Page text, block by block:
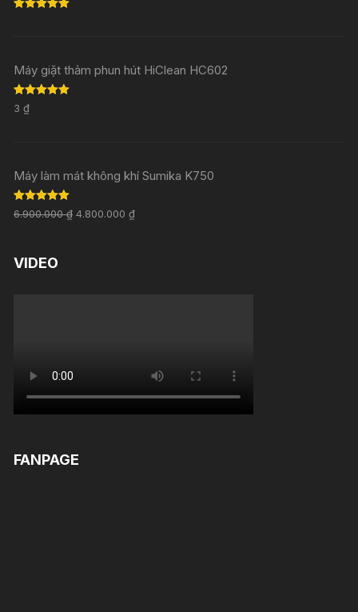
Máy giặt thảm phun hút HiClean HC602
Rated
out of 5
3₫
Máy làm mát không khí Sumika K750
Rated 5.00
out of 5
6.900.000₫ 4.800.000₫
VIDEO
FANPAGE